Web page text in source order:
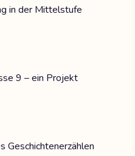
in der Mittelstufe
9 – ein Projekt
Geschichtenerzählen